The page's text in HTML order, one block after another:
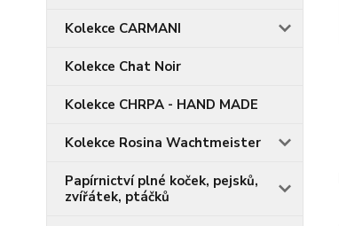
Kolekce CARMANI
Kolekce Chat Noir
Kolekce CHRPA - HAND MADE
Kolekce Rosina Wachtmeister
Papírnictví plné koček, pejsků,
zvířátek, ptáčků